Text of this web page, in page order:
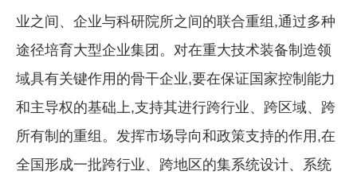
业之间、企业与科研院所之间的联合重组,通过多种
途径培育大型企业集团。对在重大技术装备制造领
域具有关键作用的骨干企业,要在保证国家控制能力
和主导权的基础上,支持其进行跨行业、跨区域、跨
所有制的重组。发挥市场导向和政策支持的作用,在
全国形成一批跨行业、跨地区的集系统设计、系统